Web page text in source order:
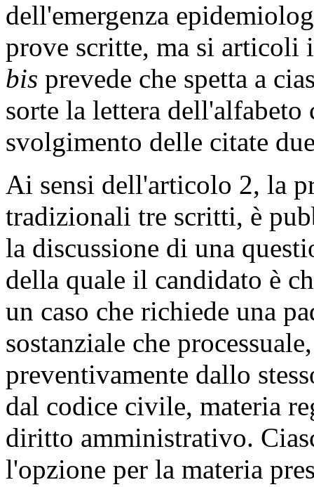
dell'emergenza
prove scritte, ma si articoli
bis prevede che spetta a
sorte la lettera
svolgimento delle citate
Ai sensi dell'articolo 2, la
tradizionali tre scritti, è
la discussione di una
della quale il candidato è
un caso che richiede una
sostanziale che
preventivamente dallo
dal codice civile, materia
diritto amministrativo.
l'opzione per la materia